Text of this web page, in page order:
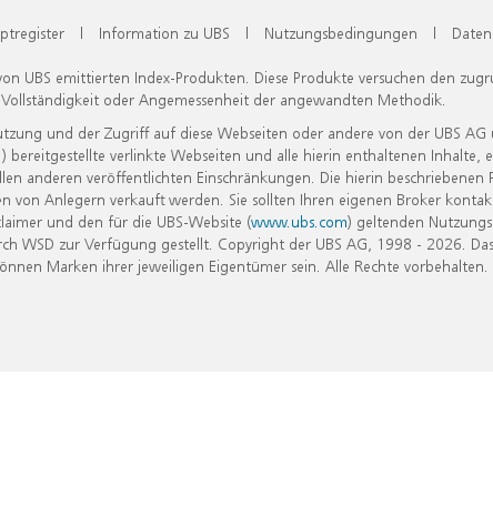
| Information zu UBS | Nutzungsbedingungen |
UBS emittierten Index-Produkten. Diese Produkte versuchen den
oder Angemessenheit der angewandten Methodik.
und der Zugriff auf diese Webseiten oder andere von der UBS
verlinkte Webseiten und alle hierin enthaltenen Inhalte,
anderen veröffentlichten Einschränkungen. Die hierin
Anlegern verkauft werden. Sie sollten Ihren eigenen Broker
und den für die UBS-Website (www.ubs.com) geltenden
zur Verfügung gestellt. Copyright der UBS AG, 1998 - 2026.
Marken ihrer jeweiligen Eigentümer sein. Alle Rechte vorbehalten.